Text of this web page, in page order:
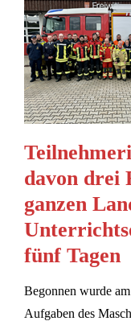
davon drei
ganzen
fünf Tagen
Begonnen wurde
Aufgaben des